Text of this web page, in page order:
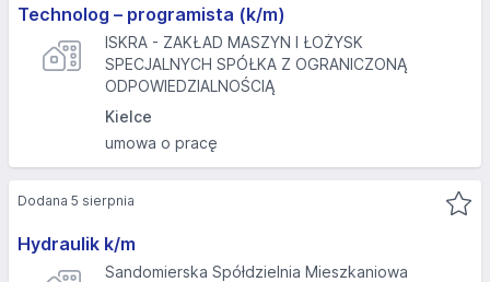
Technolog – programista (k/m)
ISKRA - ZAKŁAD MASZYN I ŁOŻYSK
SPECJALNYCH SPÓŁKA Z OGRANICZONĄ
ODPOWIEDZIALNOŚCIĄ
Kielce
umowa o pracę
Hydraulik k/m
Sandomierska Spółdzielnia Mieszkaniowa
Dodana 5 sierpnia